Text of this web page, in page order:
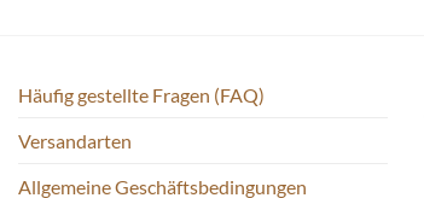
Häufig gestellte Fragen (FAQ)
Versandarten
Allgemeine Geschäftsbedingungen